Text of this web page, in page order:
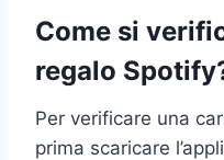
Come si
regalo
Per verificare una
prima scaricare